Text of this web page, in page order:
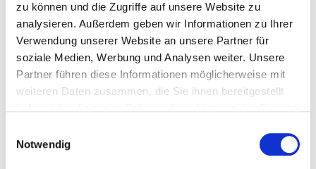
zu können und die Zugriffe auf unsere Website zu
analysieren. Außerdem geben wir Informationen zu Ihrer
Verwendung unserer Website an unsere Partner für
soziale Medien, Werbung und Analysen weiter. Unsere
Partner führen diese Informationen möglicherweise mit
weiteren Daten zusammen, die Sie ihnen bereitgestellt
Notwendig
Düsensatz für Kugelhahn
Sandstrahlkessel-Zubehor
Gewicht: 0.035 kg